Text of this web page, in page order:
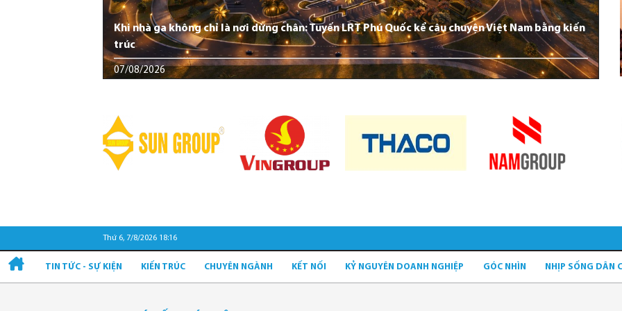
Khi nhà ga không chỉ là nơi dừng chân: Tuyến LRT Phú Quốc kể câu chuyện Việt Nam bằng kiến
trúc
07/08/2026
Thứ 6, 7/8/2026 18:16
TIN TỨC - SỰ KIỆN KIẾN TRÚC CHUYÊN NGÀNH KẾT NỐI KỶ NGUYÊN DOANH NGHIỆP GÓC NHÌN NHỊP SỐNG DÂN